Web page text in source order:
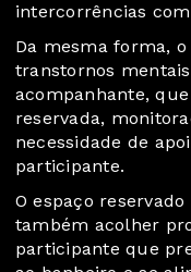
intercorrências
Da mesma forma,
transtornos
acompanhante,
reservada,
necessidade de
participante.
O espaço
também acolher
participante que